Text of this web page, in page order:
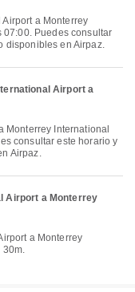
07:00. Puedes consultar
disponibles en Airpaz.
Airport a
consultar este horario y
Airpaz.
Airport a Monterrey
30m.